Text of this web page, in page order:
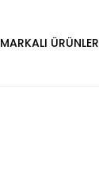
MARKALI ÜRÜNLER